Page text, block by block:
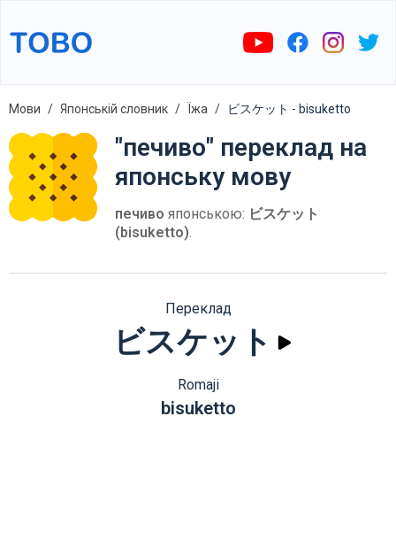
Мови Японській словник Їжа ビスケット - bisuketto
"печиво" переклад на
японську мову
печиво японською: ビスケット
(bisuketto).
Переклад
ビスケット
Romaji
bisuketto